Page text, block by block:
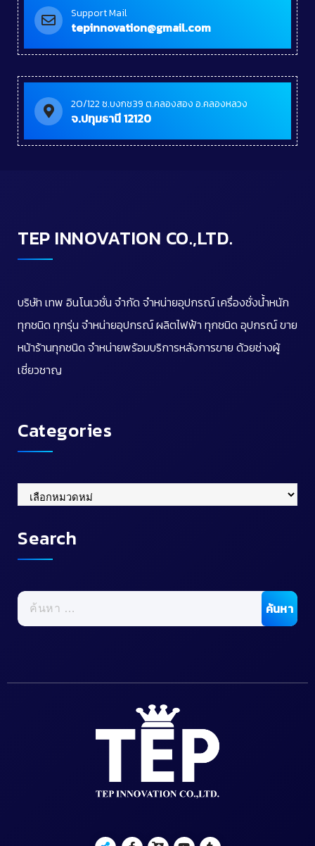
Support Mail
tepinnovation@gmail.com
20/122 ซ.บงกช39 ต.คลองสอง อ.คลองหลวง
จ.ปทุมธานี 12120
TEP INNOVATION CO.,LTD.
บริษัท เทพ อินโนเวชั่น จำกัด จำหน่ายอุปกรณ์ เครื่องชั่งน้ำหนัก
ทุกชนิด ทุกรุ่น จำหน่ายอุปกรณ์ ผลิตไฟฟ้า ทุกชนิด อุปกรณ์ ขาย
หน้าร้านทุกชนิด จำหน่ายพร้อมบริการหลังการขาย ด้วยช่างผู้
เชี่ยวชาญ
Categories
Categories
Search
ค้นหา
สำหรับ: